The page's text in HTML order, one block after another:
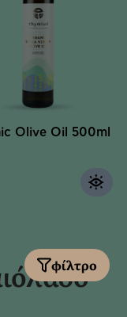
Olive Oil 500ml
φίλτρο